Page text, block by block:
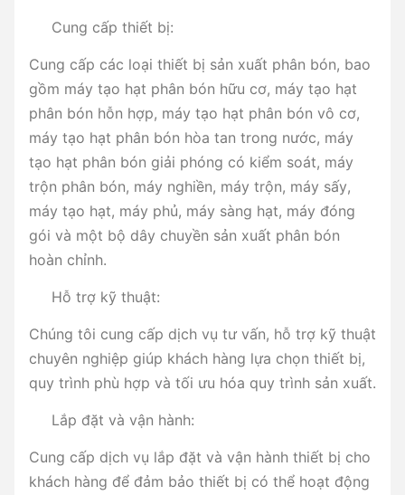
Cung cấp thiết bị:
Cung cấp các loại thiết bị sản xuất phân bón, bao
gồm máy tạo hạt phân bón hữu cơ, máy tạo hạt
phân bón hỗn hợp, máy tạo hạt phân bón vô cơ,
máy tạo hạt phân bón hòa tan trong nước, máy
tạo hạt phân bón giải phóng có kiểm soát, máy
trộn phân bón, máy nghiền, máy trộn, máy sấy,
máy tạo hạt, máy phủ, máy sàng hạt, máy đóng
gói và một bộ dây chuyền sản xuất phân bón
hoàn chỉnh.
Hỗ trợ kỹ thuật:
Chúng tôi cung cấp dịch vụ tư vấn, hỗ trợ kỹ thuật
chuyên nghiệp giúp khách hàng lựa chọn thiết bị,
quy trình phù hợp và tối ưu hóa quy trình sản xuất.
Lắp đặt và vận hành:
Cung cấp dịch vụ lắp đặt và vận hành thiết bị cho
khách hàng để đảm bảo thiết bị có thể hoạt động